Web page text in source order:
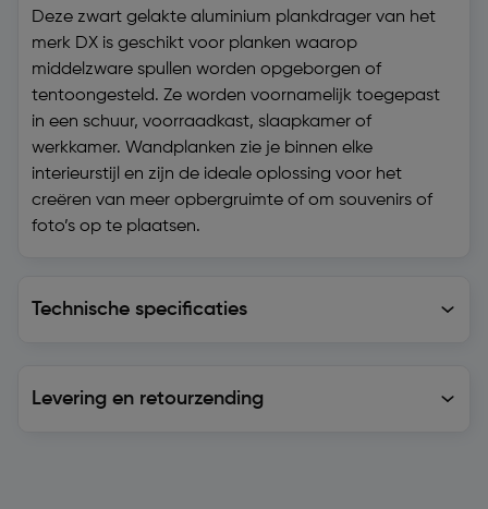
Deze zwart gelakte aluminium plankdrager van het
merk DX is geschikt voor planken waarop
middelzware spullen worden opgeborgen of
tentoongesteld. Ze worden voornamelijk toegepast
in een schuur, voorraadkast, slaapkamer of
werkkamer. Wandplanken zie je binnen elke
interieurstijl en zijn de ideale oplossing voor het
creëren van meer opbergruimte of om souvenirs of
foto’s op te plaatsen.
Technische specificaties
Levering en retourzending